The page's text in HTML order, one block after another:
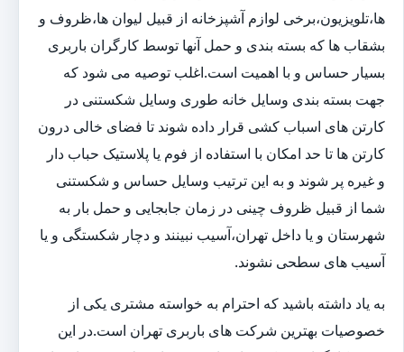
ها،تلویزیون،برخی لوازم آشپزخانه از قبیل لیوان ها،ظروف و
بشقاب ها که بسته بندی و حمل آنها توسط کارگران باربری
بسیار حساس و با اهمیت است.اغلب توصیه می شود که
جهت بسته بندی وسایل خانه طوری وسایل شکستنی در
کارتن های اسباب کشی قرار داده شوند تا فضای خالی درون
کارتن ها تا حد امکان با استفاده از فوم یا پلاستیک حباب دار
و غیره پر شوند و به این ترتیب وسایل حساس و شکستنی
شما از قبیل ظروف چینی در زمان جابجایی و حمل بار به
شهرستان و یا داخل تهران،آسیب نبینند و دچار شکستگی و یا
آسیب های سطحی نشوند.
به یاد داشته باشید که احترام به خواسته مشتری یکی از
خصوصیات بهترین شرکت های باربری تهران است.در این